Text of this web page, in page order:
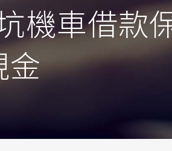
機車借款
金